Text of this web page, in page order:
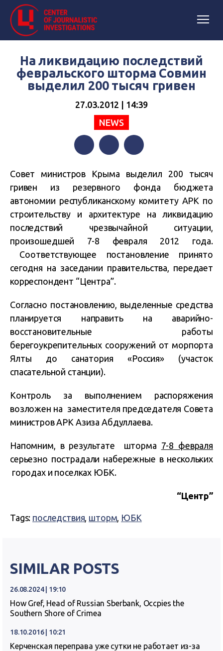
На ликвидацию последствий
февральского шторма Совмин
выделил 200 тысяч гривен
27.03.2012 | 14:39
NEWS
Совет министров Крыма выделил 200 тысяч
гривен из резервного фонда бюджета
автономии республиканскому комитету АРК по
строительству и архитектуре на ликвидацию
последствий чрезвычайной ситуации,
произошедшей 7-8 февраля 2012 года.
Соответствующее постановление принято
сегодня на заседании правительства, передает
корреспондент “Центра”.
Согласно постановлению, выделенные средства
планируется направить на аварийно-
восстановительные работы
берегоукрепительных сооружений от морпорта
Ялты до санатория «Россия» (участок
спасательной станции).
Контроль за выполнением распоряжения
возложен на заместителя председателя Совета
министров АРК Азиза Абдуллаева.
Напомним, в результате шторма 7-8 февраля
серьезно пострадали набережные в нескольких
городах и поселках ЮБК.
“Центр”
Tags: последствия, шторм, ЮБК
SIMILAR POSTS
26.08.2024 | 19:10
How Gref, Head of Russian Sberbank, Occpies the
Southern Shore of Crimea
18.10.2016 | 10:21
Керченская переправа уже сутки не работает из-за